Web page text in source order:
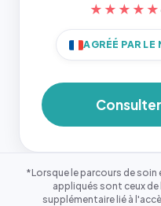
★★★★★
AGRÉÉ PAR LE
*Lorsque le parcours de
appliqués sont ceux de
supplémentaire lié à